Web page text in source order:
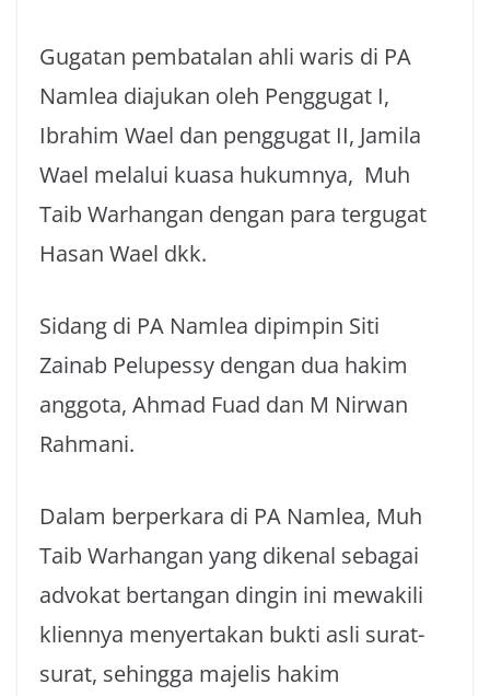
Gugatan pembatalan ahli waris di PA
Namlea diajukan oleh Penggugat I,
Ibrahim Wael dan penggugat II, Jamila
Wael melalui kuasa hukumnya, Muh
Taib Warhangan dengan para tergugat
Hasan Wael dkk.
Sidang di PA Namlea dipimpin Siti
Zainab Pelupessy dengan dua hakim
anggota, Ahmad Fuad dan M Nirwan
Rahmani.
Dalam berperkara di PA Namlea, Muh
Taib Warhangan yang dikenal sebagai
advokat bertangan dingin ini mewakili
kliennya menyertakan bukti asli surat-
surat, sehingga majelis hakim